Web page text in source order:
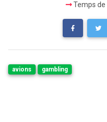
Temps
avions gambling